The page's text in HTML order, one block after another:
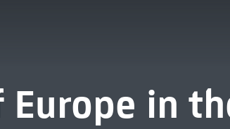
Europe in